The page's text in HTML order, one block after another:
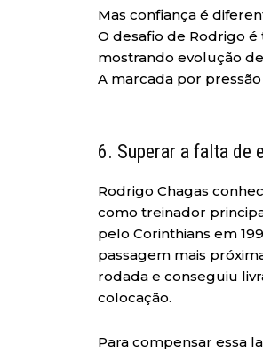
Mas confiança é
O desafio de Rodrigo
mostrando evolução
A marcada por
6. Superar a falta de
Rodrigo Chagas
como treinador
pelo Corinthians em
passagem mais
rodada e conseguiu
colocação.
Para compensar essa